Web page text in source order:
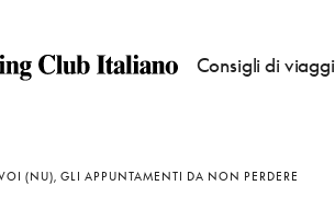
Consigli di
(NU), GLI APPUNTAMENTI DA NON PERDERE